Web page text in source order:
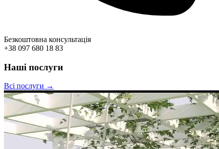
Безкоштовна консультація
+38 097 680 18 83
Наші послуги
Всі послуги →